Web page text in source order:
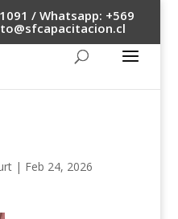
/ Whatsapp: +569
| Feb 24, 2026